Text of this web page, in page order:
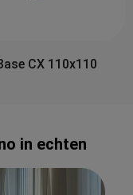
CX 110x110
in echten